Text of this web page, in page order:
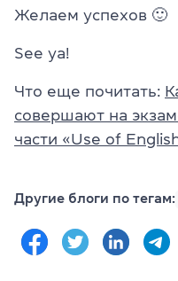
Желаем успехов 🙂
See ya!
Что еще почитать:
совершают на
части «Use of
Другие блоги по тегам: